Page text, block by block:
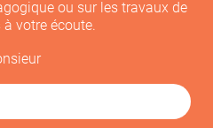
ou sur les travaux de
votre écoute.